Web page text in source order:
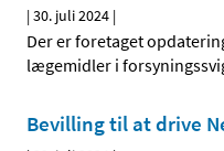
|30. juli 2024 |
Der er foretaget
lægemidler i
Bevilling til at drive